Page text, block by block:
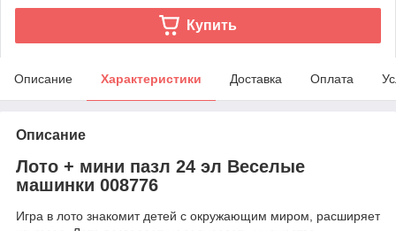
Купить
Описание Характеристики Доставка Оплата
Описание
Лото + мини пазл 24 эл Веселые
машинки 008776
Игра в лото знакомит детей с окружающим миром, расширяет